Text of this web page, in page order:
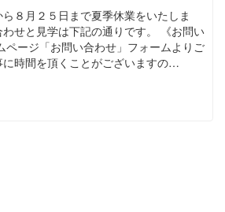
８月２５日まで夏季休業をいたしま
せと見学は下記の通りです。 《お問い
ページ「お問い合わせ」フォームよりご
時間を頂くことがございますの…